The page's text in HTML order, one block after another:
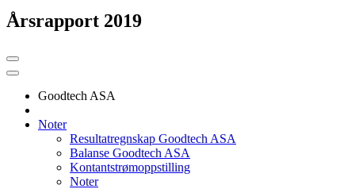
Årsrapport 2019
Goodtech ASA
Noter
Resultatregnskap Goodtech ASA
Balanse Goodtech ASA
Kontantstrømoppstilling
Noter